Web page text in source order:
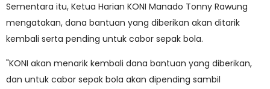
Sementara itu, Ketua Harian KONI Manado Tonny Rawung
mengatakan, dana bantuan yang diberikan akan ditarik
kembali serta pending untuk cabor sepak bola.
"KONI akan menarik kembali dana bantuan yang diberikan,
dan untuk cabor sepak bola akan dipending sambil